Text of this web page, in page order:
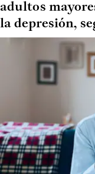
adultos
la depresión,